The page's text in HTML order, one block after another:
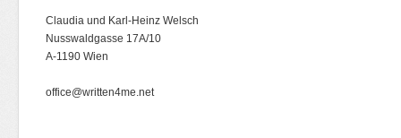
Claudia und Karl-Heinz Welsch
Nusswaldgasse 17A/10
A-1190 Wien
office@written4me.net